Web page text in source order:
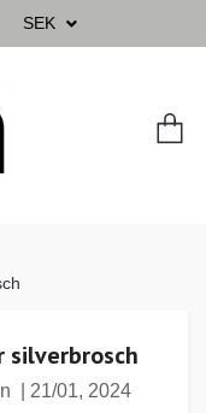
SEK
silverbrosch
21/01, 2024